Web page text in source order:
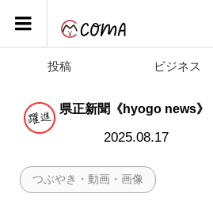
投稿 ビジネス
県正新聞《hyogo news》
2025.08.17
つぶやき・動画・画像